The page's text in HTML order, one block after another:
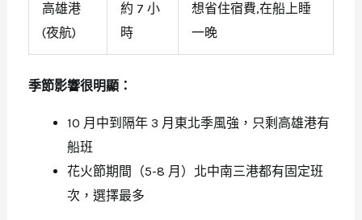
高雄港
(夜航)
約 7 小
時
想省住宿費,在船上睡
一晚
季節影響很明顯：
10 月中到隔年 3 月東北季風強，只剩高雄港有
船班
花火節期間（5-8 月）北中南三港都有固定班
次，選擇最多